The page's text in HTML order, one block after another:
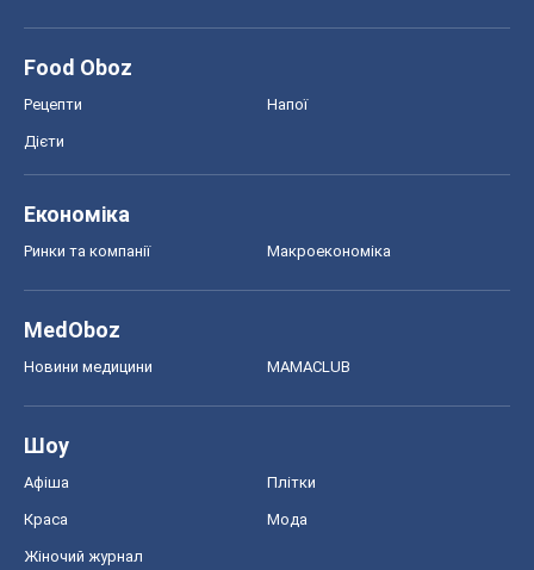
Food Oboz
Рецепти Напої
Дієти
Економіка
Ринки та компанії Макроекономіка
MedOboz
Новини медицини MAMACLUB
Шоу
Афіша Плітки
Краса Мода
Жіночий журнал